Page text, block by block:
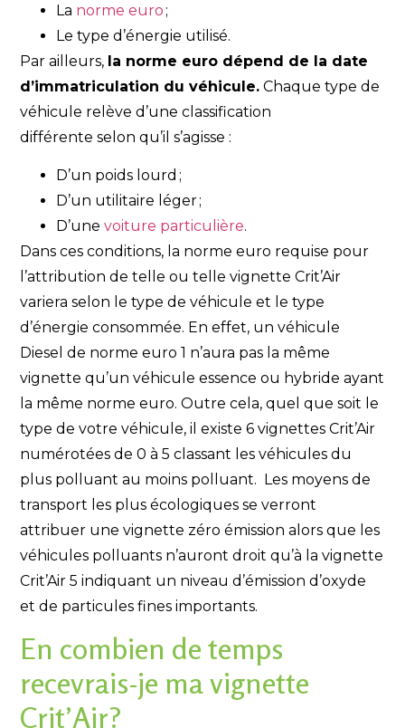
La norme euro ;
Le type d’énergie utilisé.
Par ailleurs, la norme euro dépend de la date
d’immatriculation du véhicule. Chaque type de
véhicule relève d’une classification
différente selon qu’il s’agisse :
D’un poids lourd ;
D’un utilitaire léger ;
D’unevoiture particulière.
Dans ces conditions, la norme euro requise pour
l’attribution de telle ou telle vignette Crit’Air
variera selon le type de véhicule et le type
d’énergie consommée. En effet, un véhicule
Diesel de norme euro 1 n’aura pas la même
vignette qu’un véhicule essence ou hybride ayant
la même norme euro. Outre cela, quel que soit le
type de votre véhicule, il existe 6 vignettes Crit’Air
numérotées de 0 à 5 classant les véhicules du
plus polluant au moins polluant. Les moyens de
transport les plus écologiques se verront
attribuer une vignette zéro émission alors que les
véhicules polluants n’auront droit qu’à la vignette
Crit’Air 5 indiquant un niveau d’émission d’oxyde
et de particules fines importants.
En combien de temps
recevrais-je ma vignette
Crit’Air?